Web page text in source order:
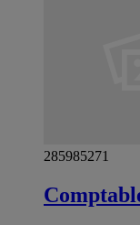
285985271